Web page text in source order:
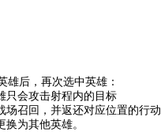
雄后，再次选中英雄：
只会攻击射程内的目标
场召回，并返还对应位置的行
为其他英雄。